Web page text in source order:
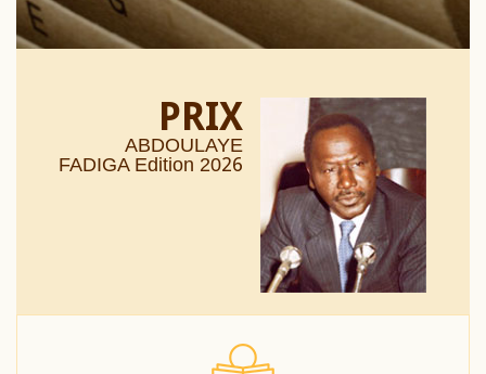
PRIX
ABDOULAYE
FADIGA Edition 2026